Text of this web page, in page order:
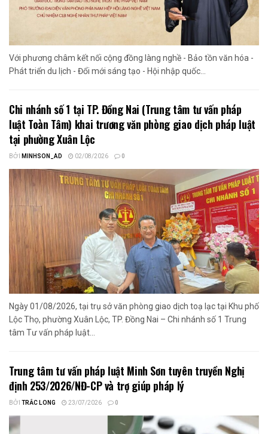
Với phương châm kết nối cộng đồng làng nghề - Bảo tồn văn hóa -
Phát triển du lịch - Đổi mới sáng tạo - Hội nhập quốc...
Chi nhánh số 1 tại TP. Đồng Nai (Trung tâm tư vấn pháp
luật Toàn Tâm) khai trương văn phòng giao dịch pháp luật
tại phường Xuân Lộc
BỞI MINHSON_AD 02/08/2026 0
Ngày 01/08/2026, tại trụ sở văn phòng giao dịch toạ lạc tại Khu phố
Lộc Thọ, phường Xuân Lộc, TP. Đồng Nai – Chi nhánh số 1 Trung
tâm Tư vấn pháp luật...
Trung tâm tư vấn pháp luật Minh Sơn tuyên truyền Nghị
định 253/2026/NĐ-CP và trợ giúp pháp lý
BỞI TRẮC LONG 23/07/2026 0